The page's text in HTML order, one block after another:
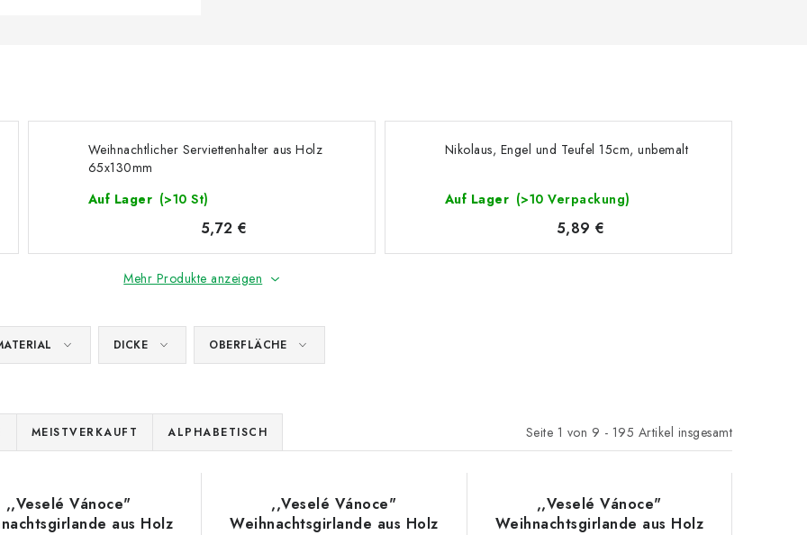
Weihnachtlicher Serviettenhalter aus Holz
65x130mm
Auf Lager (>10 St)
5,72 €
Nikolaus, Engel und Teufel 15cm, unbemalt
Auf Lager (>10 Verpackung)
5,89 €
Mehr Produkte anzeigen
DICKE OBERFLÄCHE
Seite 1 von 9 - 195 Artikel insgesamt
MEISTVERKAUFT ALPHABETISCH
,,Veselé Vánoce"
aus Holz
,,Veselé Vánoce"
Weihnachtsgirlande aus Holz
,,Veselé Vánoce"
Weihnachtsgirlande aus Holz